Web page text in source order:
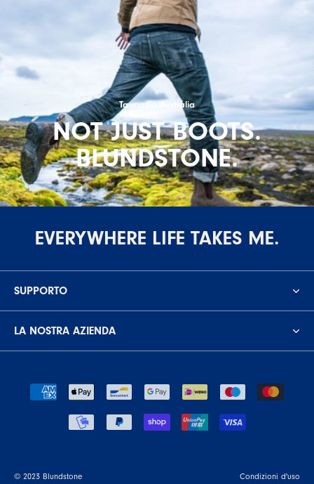
Tasmania Australia
NOT JUST BOOTS.
BLUNDSTONE.
EVERYWHERE LIFE TAKES ME.
SUPPORTO
LA NOSTRA AZIENDA
© 2023 Blundstone Condizioni d'uso